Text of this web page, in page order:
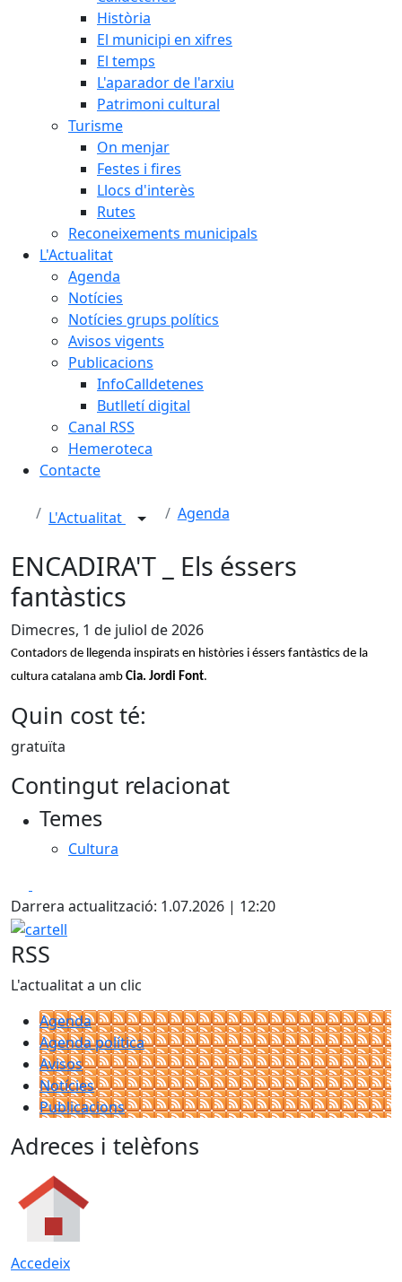
Història
El municipi en xifres
El temps
L'aparador de l'arxiu
Patrimoni cultural
Turisme
On menjar
Festes i fires
Llocs d'interès
Rutes
Reconeixements municipals
L'Actualitat
Agenda
Notícies
Notícies grups polítics
Avisos vigents
Publicacions
InfoCalldetenes
Butlletí digital
Canal RSS
Hemeroteca
Contacte
L'Actualitat Agenda
ENCADIRA'T _ Els éssers
fantàstics
Dimecres, 1 de juliol de 2026
Contadors de llegenda inspirats en històries i éssers fantàstics de la
cultura catalana amb Cia. Jordi Font.
Quin cost té:
gratuïta
Contingut relacionat
Temes
Cultura
Darrera actualització: 1.07.2026 | 12:20
cartell
RSS
L'actualitat a un clic
Agenda
Agenda política
Avisos
Notícies
Publicacions
Adreces i telèfons
Accedeix